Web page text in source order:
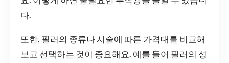
다.
또한, 필러의 종류나 시술에 따른 가격대를 비교해
보고 선택하는 것이 중요해요. 예를 들어 필러의 성